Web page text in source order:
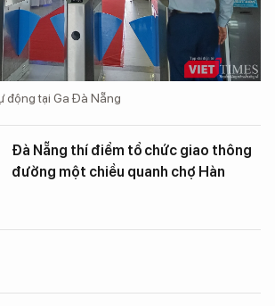
động tại Ga Đà Nẵng
Đà Nẵng thí điểm tổ chức giao thông
đường một chiều quanh chợ Hàn